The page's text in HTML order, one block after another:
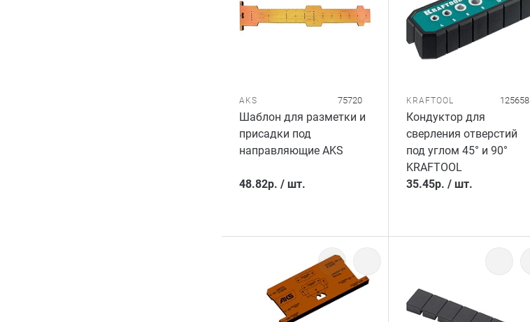
AKS 75720
Шаблон для разметки и
присадки под
направляющие AKS
48.82р. / шт.
KRAFTOOL 125658
Кондуктор для
сверления отверстий
под углом 45° и 90°
KRAFTOOL
35.45р. / шт.